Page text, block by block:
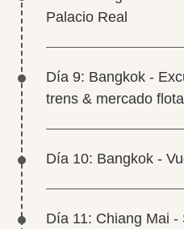
Palacio Real
Día 9: Bangkok -
trens & mercado
Día 10: Bangkok -
Día 11: Chiang Mai